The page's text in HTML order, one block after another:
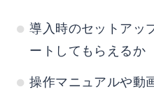
導入時のセットアッ
ートしてもらえるか
操作マニュアルや動